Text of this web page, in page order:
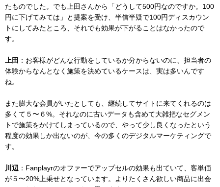
たものでした。でも上田さんから「どうして500円なのですか。100
円に下げてみては」と提案を受け、半信半疑で100円ディスカウン
トにしてみたところ、それでも効果が下がることはなかったので
す。
上田 ：お客様がどんな行動をしているか分からないのに、担当者の
体験からなんとなく施策を決めているケースは、実は多いんです
ね。
また膨大な会員がいたとしても、継続してサイトに来てくれるのは
多くて５〜６%。それなのに古いデータも含めて大雑把なセグメン
トで施策をかけてしまっているので、やって少し良くなったという
程度の効果しか出ないのが、今の多くのデジタルマーケティングで
す。
川辺 ：Fanplayrのオファーでアップセルの効果も出ていて、客単価
が５〜20%上乗せとなっています。よりたくさん欲しい商品に出会